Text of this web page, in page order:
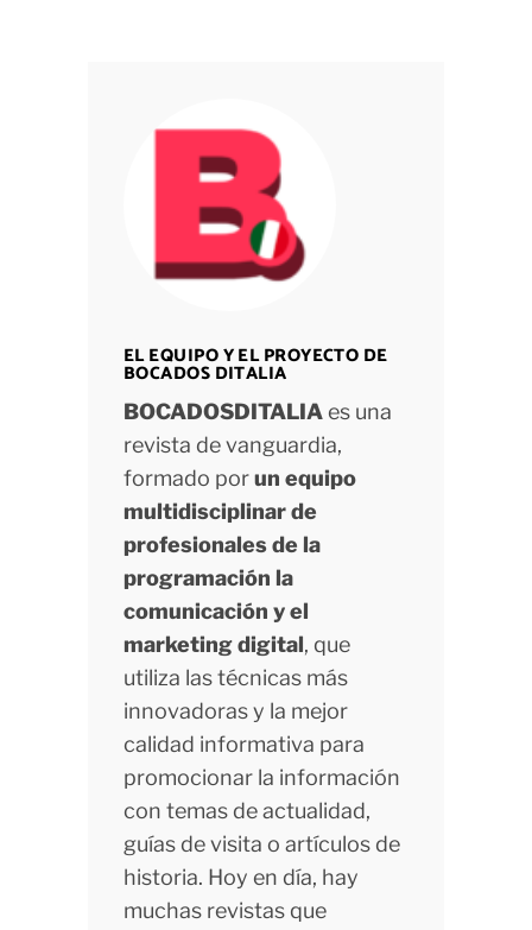
EL EQUIPO Y EL PROYECTO DE
BOCADOS DITALIA
BOCADOSDITALIAes una
revista de vanguardia,
formado porun equipo
multidisciplinar de
profesionales de la
programación la
comunicación y el
marketing digital, que
utiliza las técnicas más
innovadoras y la mejor
calidad informativa para
promocionar la información
con temas de actualidad,
guías de visita o artículos de
historia. Hoy en día, hay
muchas revistas que